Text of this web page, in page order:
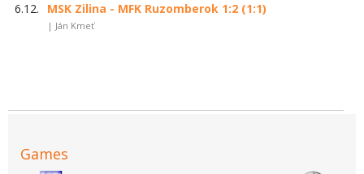
6.12. MSK Zilina - MFK Ruzomberok 1:2 (1:1)
| Ján Kmeť
Games